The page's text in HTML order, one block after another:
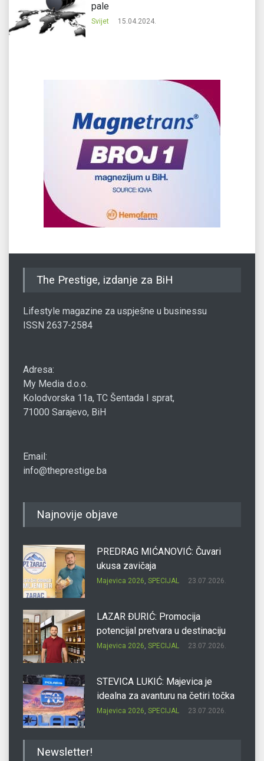
pale
Svijet 15.04.2024.
The Prestige, izdanje za BiH
Lifestyle magazine za uspješne u businessu
ISSN 2637-2584
Adresa:
My Media d.o.o.
Kolodvorska 11a, TC Šentada I sprat,
71000 Sarajevo, BiH
Email:
info@theprestige.ba
Najnovije objave
PREDRAG MIĆANOVIĆ: Čuvari
ukusa zavičaja
Majevica 2026, SPECIJAL 23.07.2026.
LAZAR ĐURIĆ: Promocija
potencijal pretvara u destinaciju
Majevica 2026, SPECIJAL 23.07.2026.
STEVICA LUKIĆ: Majevica je
idealna za avanturu na četiri točka
Majevica 2026, SPECIJAL 23.07.2026.
Newsletter!